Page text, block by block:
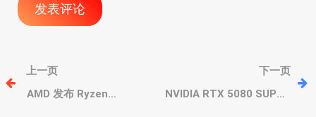
文
章
上一页
AMD 发布 Ryzen
下一页
NVIDIA RTX 5080 SUPER